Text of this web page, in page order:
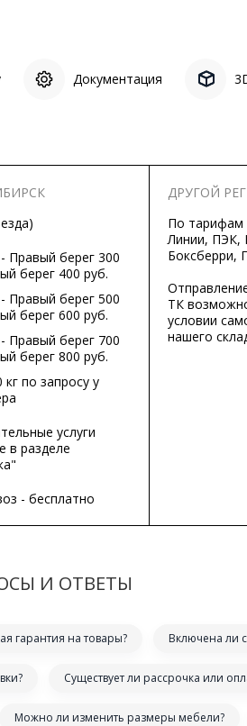
Документация
Правый берег 300
берег 400 руб.
Правый берег 500
берег 600 руб.
Правый берег 700
берег 800 руб.
кг по запросу у
услуги
в разделе
- бесплатно
ДРУГОЙ
По
Линии, ПЭК,
Боксберри,
ТК
условии
нашего
И ОТВЕТЫ
гарантия на товары? Включена ли
Существует ли рассрочка или
Можно ли изменить размеры мебели?